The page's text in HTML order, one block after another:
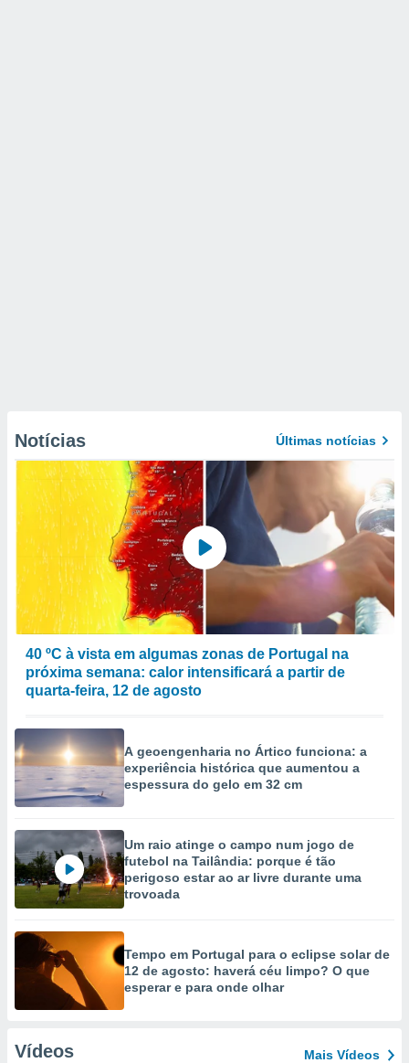
Notícias Últimas notícias
40 ºC à vista em algumas zonas de Portugal na
próxima semana: calor intensificará a partir de
quarta-feira, 12 de agosto
A geoengenharia no Ártico funciona: a
experiência histórica que aumentou a
espessura do gelo em 32 cm
Um raio atinge o campo num jogo de
futebol na Tailândia: porque é tão
perigoso estar ao ar livre durante uma
trovoada
Tempo em Portugal para o eclipse solar de
12 de agosto: haverá céu limpo? O que
esperar e para onde olhar
Vídeos Mais Vídeos